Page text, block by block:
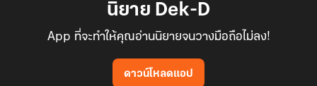
นิยาย Dek-D
App ที่จะทำให้คุณอ่านนิยายจนวางมือถือไม่ลง!
ดาวน์โหลดแอป